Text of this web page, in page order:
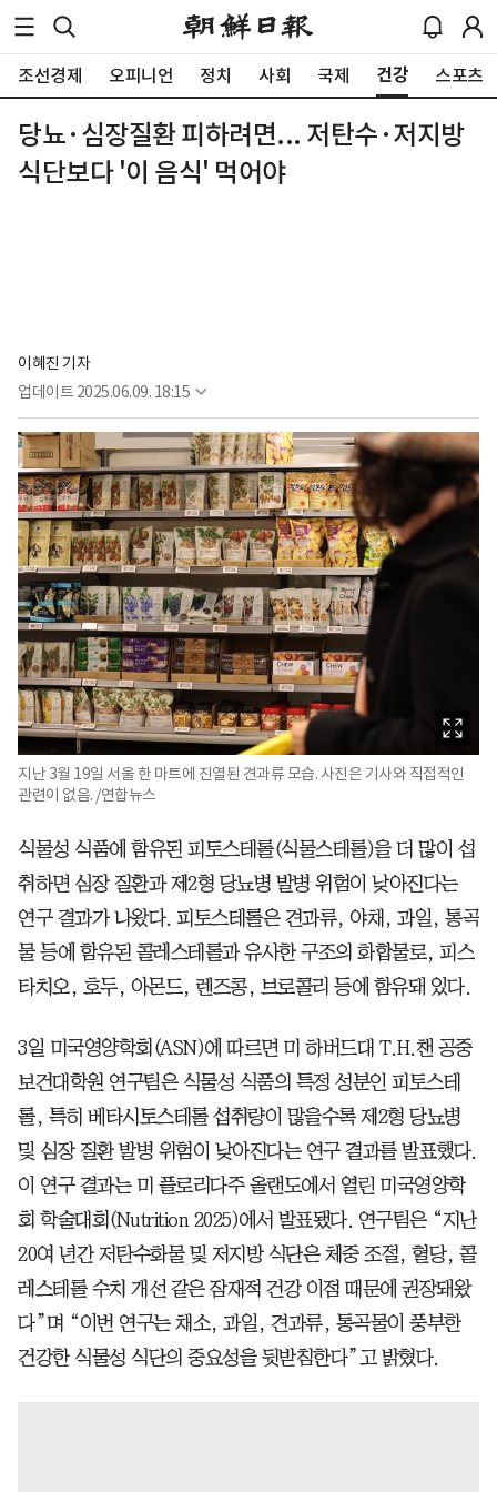
조선경제 오피니언 정치 사회 국제 건강 스포츠
당뇨·심장질환 피하려면... 저탄수·저지방
식단보다 '이 음식' 먹어야
이혜진 기자
업데이트 2025.06.09. 18:15
지난 3월 19일 서울 한 마트에 진열된 견과류 모습. 사진은 기사와 직접적인
관련이 없음. /연합뉴스
식물성 식품에 함유된 피토스테롤(식물스테롤)을 더 많이 섭
취하면 심장 질환과 제2형 당뇨병 발병 위험이 낮아진다는
연구 결과가 나왔다. 피토스테롤은 견과류, 야채, 과일, 통곡
물 등에 함유된 콜레스테롤과 유사한 구조의 화합물로, 피스
타치오, 호두, 아몬드, 렌즈콩, 브로콜리 등에 함유돼 있다.
3일 미국영양학회(ASN)에 따르면 미 하버드대 T.H.챈 공중
보건대학원 연구팀은 식물성 식품의 특정 성분인 피토스테
롤, 특히 베타시토스테롤 섭취량이 많을수록 제2형 당뇨병
및 심장 질환 발병 위험이 낮아진다는 연구 결과를 발표했다.
이 연구 결과는 미 플로리다주 올랜도에서 열린 미국영양학
회 학술대회(Nutrition 2025)에서 발표됐다. 연구팀은 “지난
20여 년간 저탄수화물 및 저지방 식단은 체중 조절, 혈당, 콜
레스테롤 수치 개선 같은 잠재적 건강 이점 때문에 권장돼왔
다”며 “이번 연구는 채소, 과일, 견과류, 통곡물이 풍부한
건강한 식물성 식단의 중요성을 뒷받침한다”고 밝혔다.